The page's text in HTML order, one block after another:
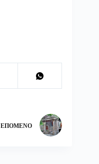
ΕΠΌΜΕΝΟ